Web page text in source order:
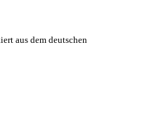
aus dem deutschen